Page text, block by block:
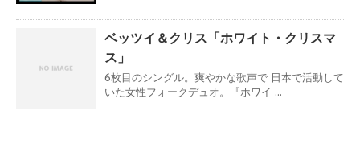
ベッツイ＆クリス「ホワイト・クリスマ
ス」
6枚目のシングル。爽やかな歌声で 日本で活動して
いた女性フォークデュオ。『ホワイ ...